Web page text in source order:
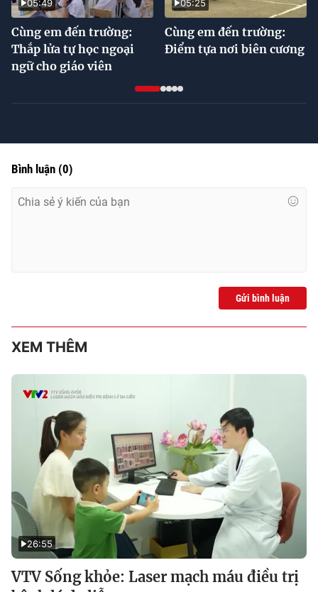
05:49
Cùng em đến trường:
Thắp lửa tự học ngoại
ngữ cho giáo viên
05:25
Cùng em đến trường:
Điểm tựa nơi biên cương
Bình luận (0)
Gửi bình luận
XEM THÊM
26:55
VTV Sống khỏe: Laser mạch máu điều trị